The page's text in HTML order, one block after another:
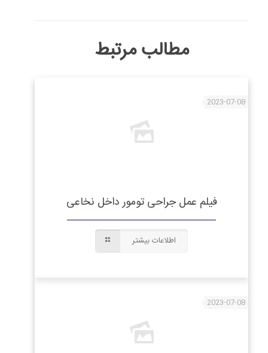
مطالب مرتبط
2023-07-08
فیلم عمل جراحی تومور داخل نخاعی
اطلاعات بیشتر
2023-07-08